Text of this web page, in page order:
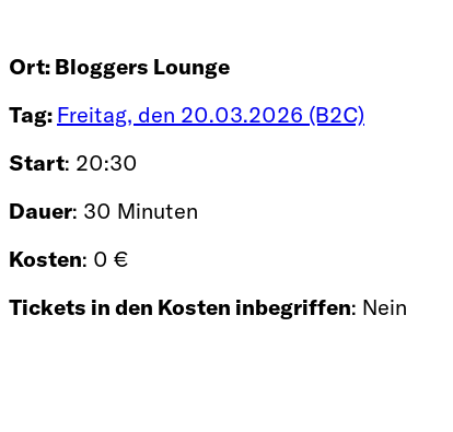
Ort: Bloggers Lounge
Tag: Freitag, den 20.03.2026 (B2C)
Start: 20:30
Dauer: 30 Minuten
Kosten: 0 €
Tickets in den Kosten inbegriffen: Nein